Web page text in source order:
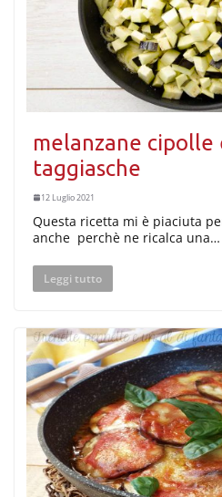
melanzane cipolle
taggiasche
12 Luglio 2021
Questa ricetta mi è piaciuta
anche perchè ne ricalca
Leggi tutto